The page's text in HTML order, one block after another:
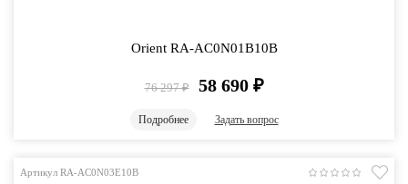
Orient RA-AC0N01B10B
76 297 ₽ 58 690 ₽
Подробнее Задать вопрос
Артикул RA-AC0N03E10B